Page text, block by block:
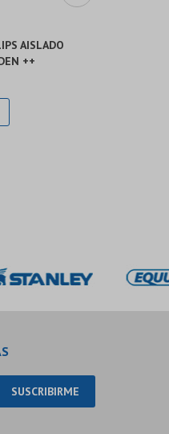
AISLADO
++
SUSCRIBIRME